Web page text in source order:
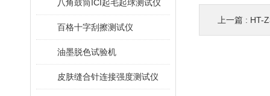
八角鼓筒ICI起毛起球测试仪
百格十字刮擦测试仪
油墨脱色试验机
皮肤缝合针连接强度测试仪
上一篇 : HT-